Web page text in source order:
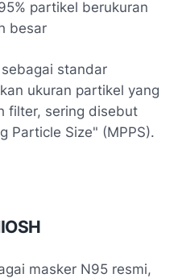
partikel berukuran
besar
standar
ukuran partikel yang
filter, sering disebut
Particle Size" (MPPS).
masker N95 resmi,